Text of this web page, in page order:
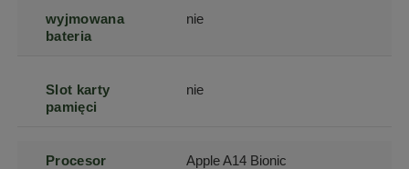
wyjmowana
bateria
nie
Slot karty
pamięci
nie
Procesor Apple A14 Bionic